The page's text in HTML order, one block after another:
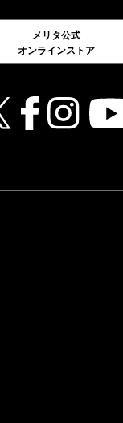
メリタ公式
オンラインストア